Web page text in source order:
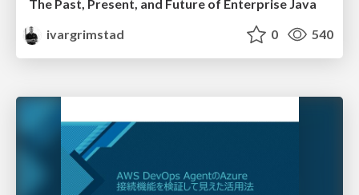
The Past, Present, and Future of Enterprise Java
ivargrimstad
0 540